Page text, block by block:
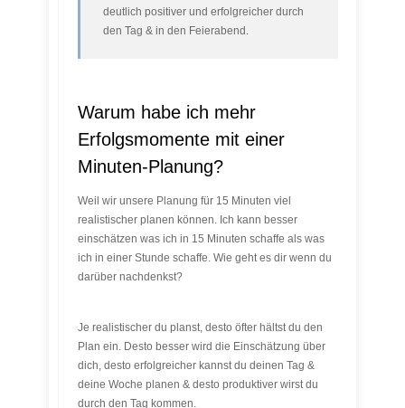
deutlich positiver und erfolgreicher durch
den Tag & in den Feierabend.
Warum habe ich mehr
Erfolgsmomente mit einer
Minuten-Planung?
Weil wir unsere Planung für 15 Minuten viel
realistischer planen können. Ich kann besser
einschätzen was ich in 15 Minuten schaffe als was
ich in einer Stunde schaffe. Wie geht es dir wenn du
darüber nachdenkst?
Je realistischer du planst, desto öfter hältst du den
Plan ein. Desto besser wird die Einschätzung über
dich, desto erfolgreicher kannst du deinen Tag &
deine Woche planen & desto produktiver wirst du
durch den Tag kommen.